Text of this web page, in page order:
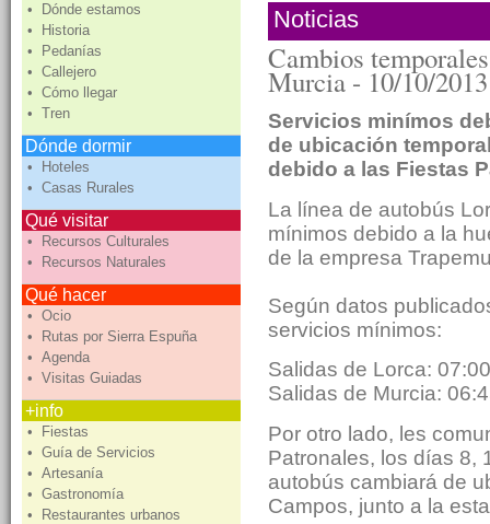
• Dónde estamos
• Historia
• Pedanías
• Callejero
• Cómo llegar
• Tren
Dónde dormir
• Hoteles
• Casas Rurales
Qué visitar
• Recursos Culturales
• Recursos Naturales
Qué hacer
• Ocio
• Rutas por Sierra Espuña
• Agenda
• Visitas Guiadas
+info
• Fiestas
• Guía de Servicios
• Artesanía
• Gastronomía
• Restaurantes urbanos
Noticias
Cambios
Murcia - 10/10/2013
Servicios minímos
de ubicación
debido a las Fiestas
La línea de autobús
mínimos debido a la
de la empresa
Según datos
servicios mínimos:
Salidas de Lorca:
Salidas de Murcia:
Por otro lado, les
Patronales, los días 8,
autobús cambiará de
Campos, junto a la